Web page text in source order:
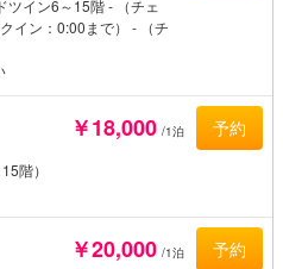
ツイン6～15階 - （チェ
イン：0:00まで） - （チ
￥18,000 /1泊 予約
階）
￥20,000 /1泊 予約